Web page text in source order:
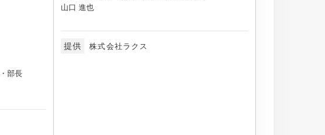
部長
山口 進也
提供 株式会社ラクス